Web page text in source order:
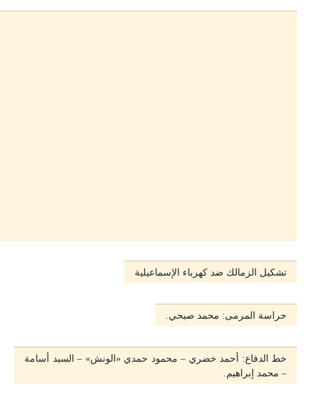
تشكيل الزمالك ضد كهرباء الإسماعيلية
حراسة المرمى: محمد صبحي.
خط الدفاع: أحمد خضري – محمود حمدي «الونش» – السيد أسامة
– محمد إبراهيم.